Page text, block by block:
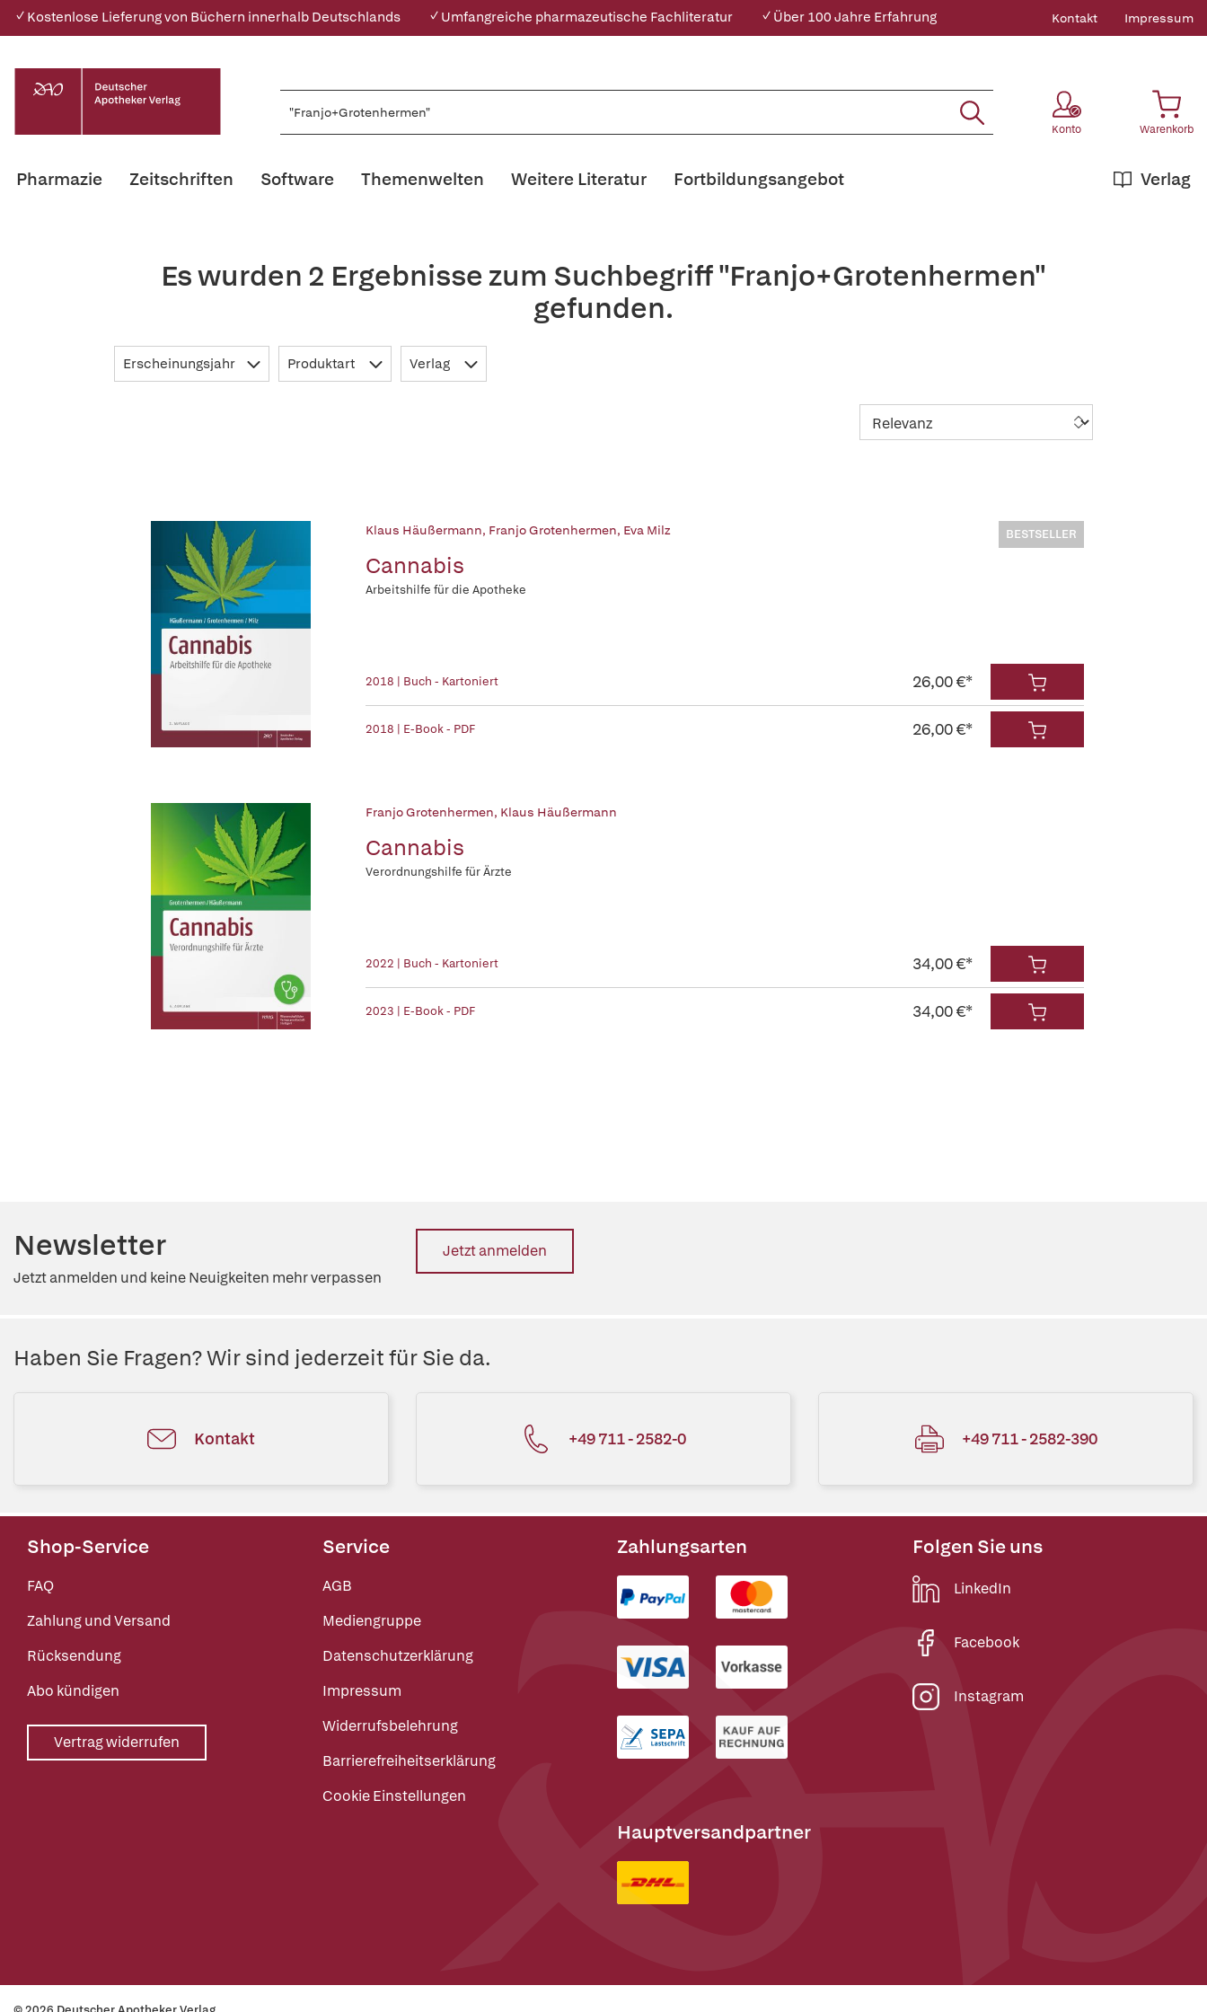
✓ Kostenlose Lieferung von Büchern innerhalb Deutschlands ✓ Umfangreiche pharmazeutische Fachliteratur ✓ Über 100 Jahre Erfahrung Kontakt Impressum
Konto Warenkorb
Pharmazie Zeitschriften Software Themenwelten Weitere Literatur Verlag
Fortbildungsangebot
Es wurden 2 Ergebnisse zum Suchbegriff "Franjo+Grotenhermen"
gefunden.
Erscheinungsjahr Produktart Verlag
Klaus Häußermann, Franjo Grotenhermen, Eva Milz
Cannabis
BESTSELLER
Arbeitshilfe für die Apotheke
2018 | Buch - Kartoniert 26,00 €*
2018 | E-Book - PDF 26,00 €*
Franjo Grotenhermen, Klaus Häußermann
Cannabis
Verordnungshilfe für Ärzte
2022 | Buch - Kartoniert 34,00 €*
2023 | E-Book - PDF 34,00 €*
Newsletter
Jetzt anmelden und keine Neuigkeiten mehr verpassen
Jetzt anmelden
Haben Sie Fragen? Wir sind jederzeit für Sie da.
Kontakt +49 711 - 2582-0 +49 711 - 2582-390
Shop-Service
FAQ
Zahlung und Versand
Rücksendung
Abo kündigen
Vertrag widerrufen
Service
AGB
Mediengruppe
Datenschutzerklärung
Impressum
Widerrufsbelehrung
Barrierefreiheitserklärung
Cookie Einstellungen
Zahlungsarten
Hauptversandpartner
Folgen Sie uns
LinkedIn
Facebook
Instagram